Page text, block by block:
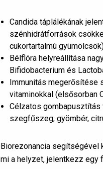
Candida táplálékának
szénhidrátforrások
cukortartalmú
Bélflóra helyreállítása
Bifidobacterium és
Immunitás megerősítése
vitaminokkal (elsősorban
Célzatos gombapusztítás
szegfűszeg, gyömbér,
Biorezonancia segítségével
mi a helyzet, jelentkezz egy